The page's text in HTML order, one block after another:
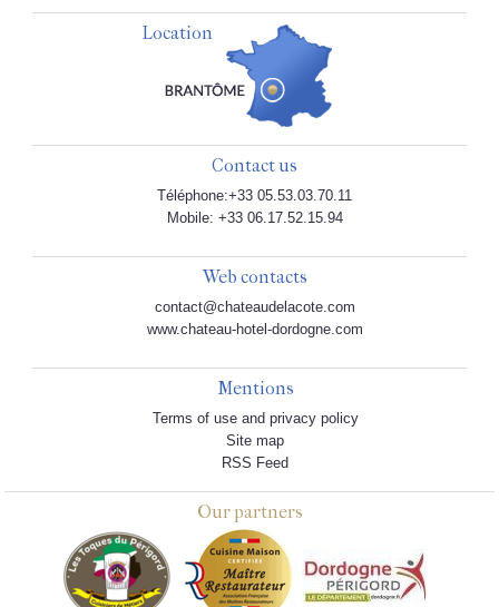
Location
Contact us
Téléphone:+33 05.53.03.70.11
Mobile: +33 06.17.52.15.94
Web contacts
contact@chateaudelacote.com
www.chateau-hotel-dordogne.com
Mentions
Terms of use and privacy policy
Site map
RSS Feed
Our partners